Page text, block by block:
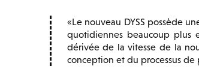
Le nouveau DYSS possède
quotidiennes beaucoup plus
dérivée de la vitesse de la
conception et du processus